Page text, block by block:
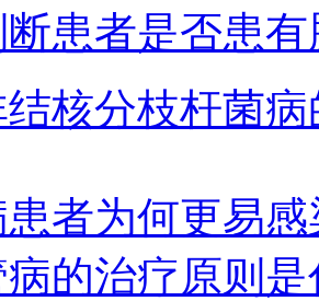
患者是否患
核分枝杆菌
者为何更易感
病的治疗原则